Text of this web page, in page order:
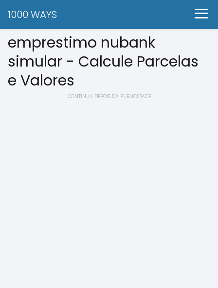
1000 WAYS
emprestimo nubank
simular - Calcule Parcelas
e Valores
CONTINUA DEPOIS DA PUBLICIDADE